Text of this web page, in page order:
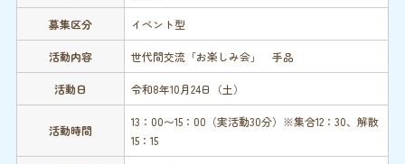
募集区分 イベント型
活動内容 世代間交流「お楽しみ会」 手品
活動日 令和8年10月24日（土）
活動時間
13：00〜15：00（実活動30分）※集合12：30、解散
15：15